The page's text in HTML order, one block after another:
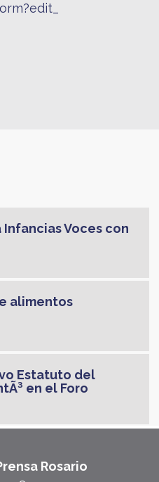
Voces con
alimentos
Estatuto del
en el Foro
Rosario